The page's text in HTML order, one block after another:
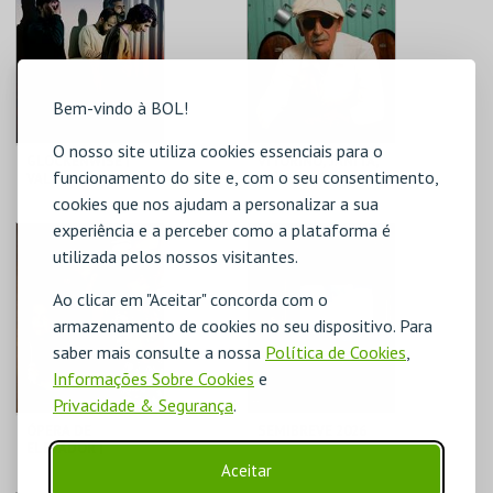
Bem-vindo à BOL!
O nosso site utiliza cookies essenciais para o
funcionamento do site e, com o seu consentimento,
cookies que nos ajudam a personalizar a sua
experiência e a perceber como a plataforma é
utilizada pelos nossos visitantes.
Ao clicar em "Aceitar" concorda com o
armazenamento de cookies no seu dispositivo. Para
saber mais consulte a nossa Política de Cookies
Informações Sobre Cookies e
Privacidade & Segurança.
Aceitar
MAIS INFO MAIS INFO
GLOCKENWISE |
VALE TUDO PARA
CHEGAR A ALGUM
LADO
THEATRO CIRCO
MAIS INFO
COMPRAR
VITORINO, JANITA,
JOÃO PAULO
ESTEVES DA SILVA
THEATRO CIRCO
MAIS INFO
COMPRAR
ELEVADOR |